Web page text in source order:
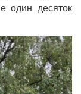
один десяток